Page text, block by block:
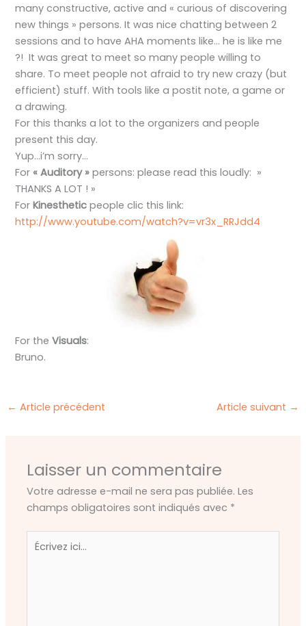
many constructive, active and « curious of discovering
new things » persons. It was nice chatting between 2
sessions and to have AHA moments like… he is like me
?! It was great to meet so many people willing to
share. To meet people not afraid to try new crazy (but
efficient) stuff. With tools like a postit note, a game or
a drawing.
For this thanks a lot to the organizers and people
present this day.
Yup…i’m sorry…
For« Auditory »persons: please read this loudly: »
THANKS A LOT ! »
ForKinesthetic people clic this link:
http://www.youtube.com/watch?v=vr3x_RRJdd4
For theVisuals:
Bruno.
← Article précédent Article suivant →
Laisser un commentaire
Votre adresse e-mail ne sera pas publiée. Les
champs obligatoires sont indiqués avec *
Écrivez
ici…